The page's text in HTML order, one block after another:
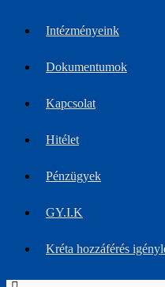
Intézményeink
Dokumentumok
Kapcsolat
Hitélet
Pénzügyek
GY.I.K
Kréta hozzáférés